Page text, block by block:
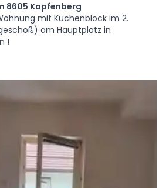
8605 Kapfenberg
mit Küchenblock im 2.
am Hauptplatz in
!